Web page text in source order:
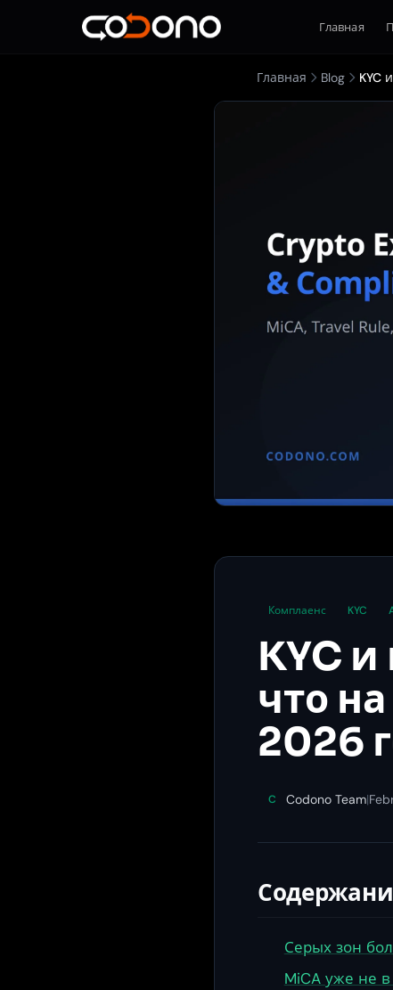
Главная
Главная Blog KYC
Комплаенс KYC
KYC
что
2026
C Codono Team|
Серых зон
MiCA уже не